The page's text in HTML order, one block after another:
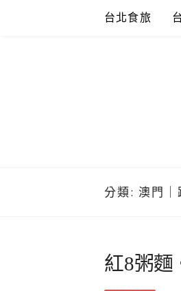
台北食旅
分類: 澳門｜
紅8粥麵